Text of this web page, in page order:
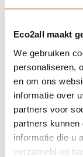
Eco2all maakt
We gebruiken
personaliseren,
en om ons
informatie over
partners voor
partners
informatie die u
verzameld op
Partner Locator
Contact
ASSORTIMENT
Appendages
Biomassa ketels
Boilers
Buffervaten